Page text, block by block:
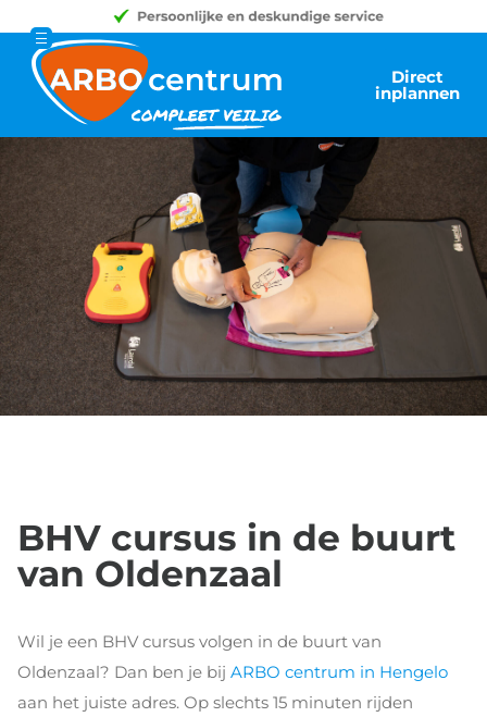
Direct
inplannen
BHV cursus in de buurt
van Oldenzaal
Wil je een BHV cursus volgen in de buurt van
Oldenzaal? Dan ben je bij ARBO centrum in Hengelo
aan het juiste adres. Op slechts 15 minuten rijden